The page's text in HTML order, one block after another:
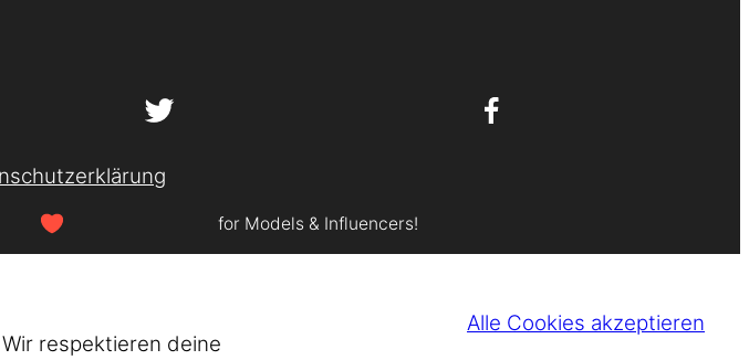
for Models & Influencers!
respektieren deine
Alle Cookies akzeptieren